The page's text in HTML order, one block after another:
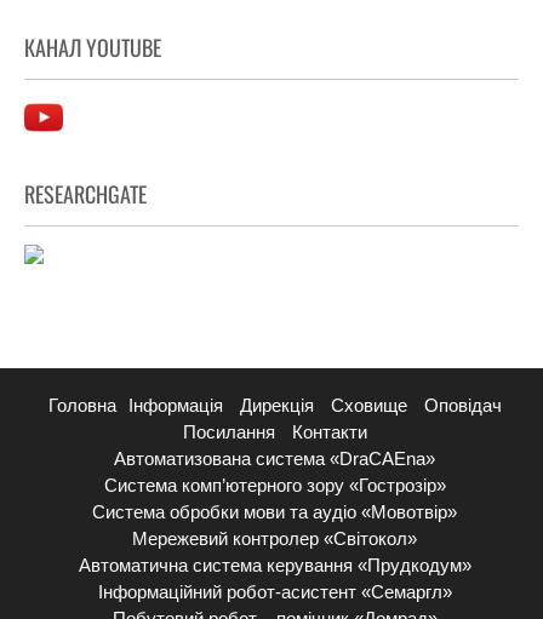
КАНАЛ YOUTUBE
RESEARCHGATE
Головна Інформація Дирекція Сховище
Оповідач
Посилання
Контакти
Автоматизована система «DraCAEna»
Система комп’ютерного зору «Гострозір»
Система обробки мови та аудіо «Мовотвір»
Мережевий контролер «Світокол»
Автоматична система керування «Прудкодум»
Інформаційний робот-асистент «Семаргл»